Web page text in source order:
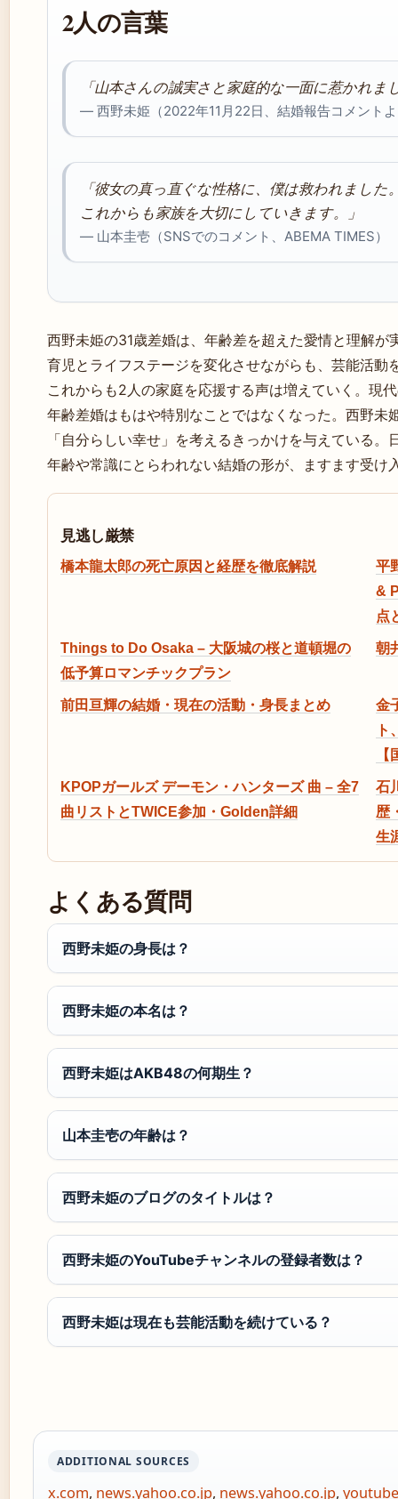
2人の言葉
「山本さんの誠実さと家庭的な一面に惹かれ
— 西野未姫（2022年11月22日、結婚報告コメント
「彼女の真っ直ぐな性格に、僕は救われました
これからも家族を大切にしていきます。」
— 山本圭壱（SNSでのコメント、ABEMA TIMES）
西野未姫の31歳差婚は、年齢差を超えた愛情と理解
育児とライフステージを変化させながらも、芸能活動
これからも2人の家庭を応援する声は増えていく。現
年齢差婚はもはや特別なことではなくなった。西野未
「自分らしい幸せ」を考えるきっかけを与えている。
年齢や常識にとらわれない結婚の形が、ますます受け
見逃し厳禁
橋本龍太郎の死亡原因と経歴を徹底解説
平
&
点
Things to Do Osaka – 大阪城の桜と道頓堀の
低予算ロマンチックプラン
朝
前田亘輝の結婚・現在の活動・身長まとめ
金
KPOPガールズ デーモン・ハンターズ 曲 – 全7
曲リストとTWICE参加・Golden詳細
石
歴
生
よくある質問
西野未姫の身長は？
西野未姫の本名は？
西野未姫はAKB48の何期生？
山本圭壱の年齢は？
西野未姫のブログのタイトルは？
西野未姫のYouTubeチャンネルの登録者数は？
西野未姫は現在も芸能活動を続けている？
ADDITIONAL SOURCES
x.com, news.yahoo.co.jp, news.yahoo.co.jp,